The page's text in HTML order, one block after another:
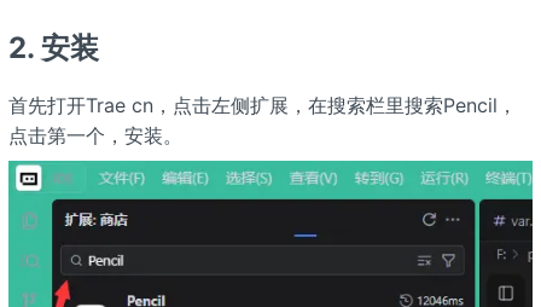
2. 安装
首先打开Trae cn，点击左侧扩展，在搜索栏里搜索Pencil，
点击第一个，安装。